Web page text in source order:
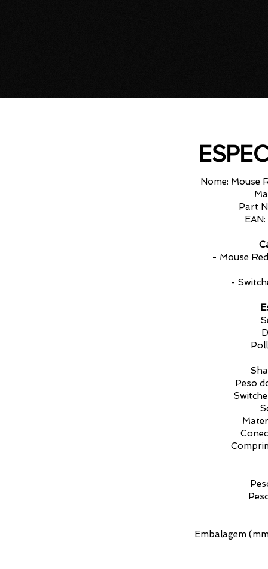
Nome: Mouse
Part
- Mouse
-
Peso
Embalagem